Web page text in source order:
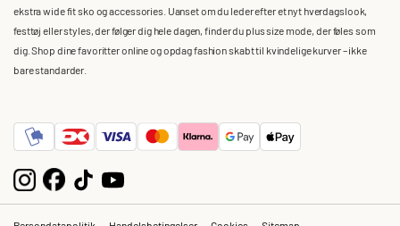
ekstra wide fit sko og accessories. Uanset om du leder efter et nyt hverdagslook,
festtøj eller styles, der følger dig hele dagen, finder du plus size mode, der føles som
dig. Shop dine favoritter online og opdag fashion skabt til kvindelige kurver – ikke
bare standarder.